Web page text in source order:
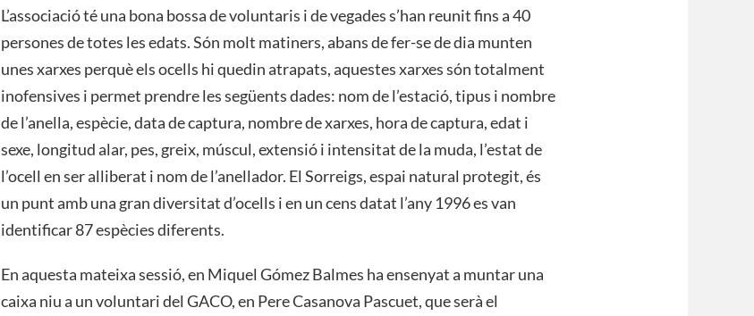
L’associació té una bona bossa de voluntaris i de vegades s’han reunit fins a 40
persones de totes les edats. Són molt matiners, abans de fer-se de dia munten
unes xarxes perquè els ocells hi quedin atrapats, aquestes xarxes són totalment
inofensives i permet prendre les següents dades: nom de l’estació, tipus i nombre
de l’anella, espècie, data de captura, nombre de xarxes, hora de captura, edat i
sexe, longitud alar, pes, greix, múscul, extensió i intensitat de la muda, l’estat de
l’ocell en ser alliberat i nom de l’anellador. El Sorreigs, espai natural protegit, és
un punt amb una gran diversitat d’ocells i en un cens datat l’any 1996 es van
identificar 87 espècies diferents.
En aquesta mateixa sessió, en Miquel Gómez Balmes ha ensenyat a muntar una
caixa niu a un voluntari del GACO, en Pere Casanova Pascuet, que serà el